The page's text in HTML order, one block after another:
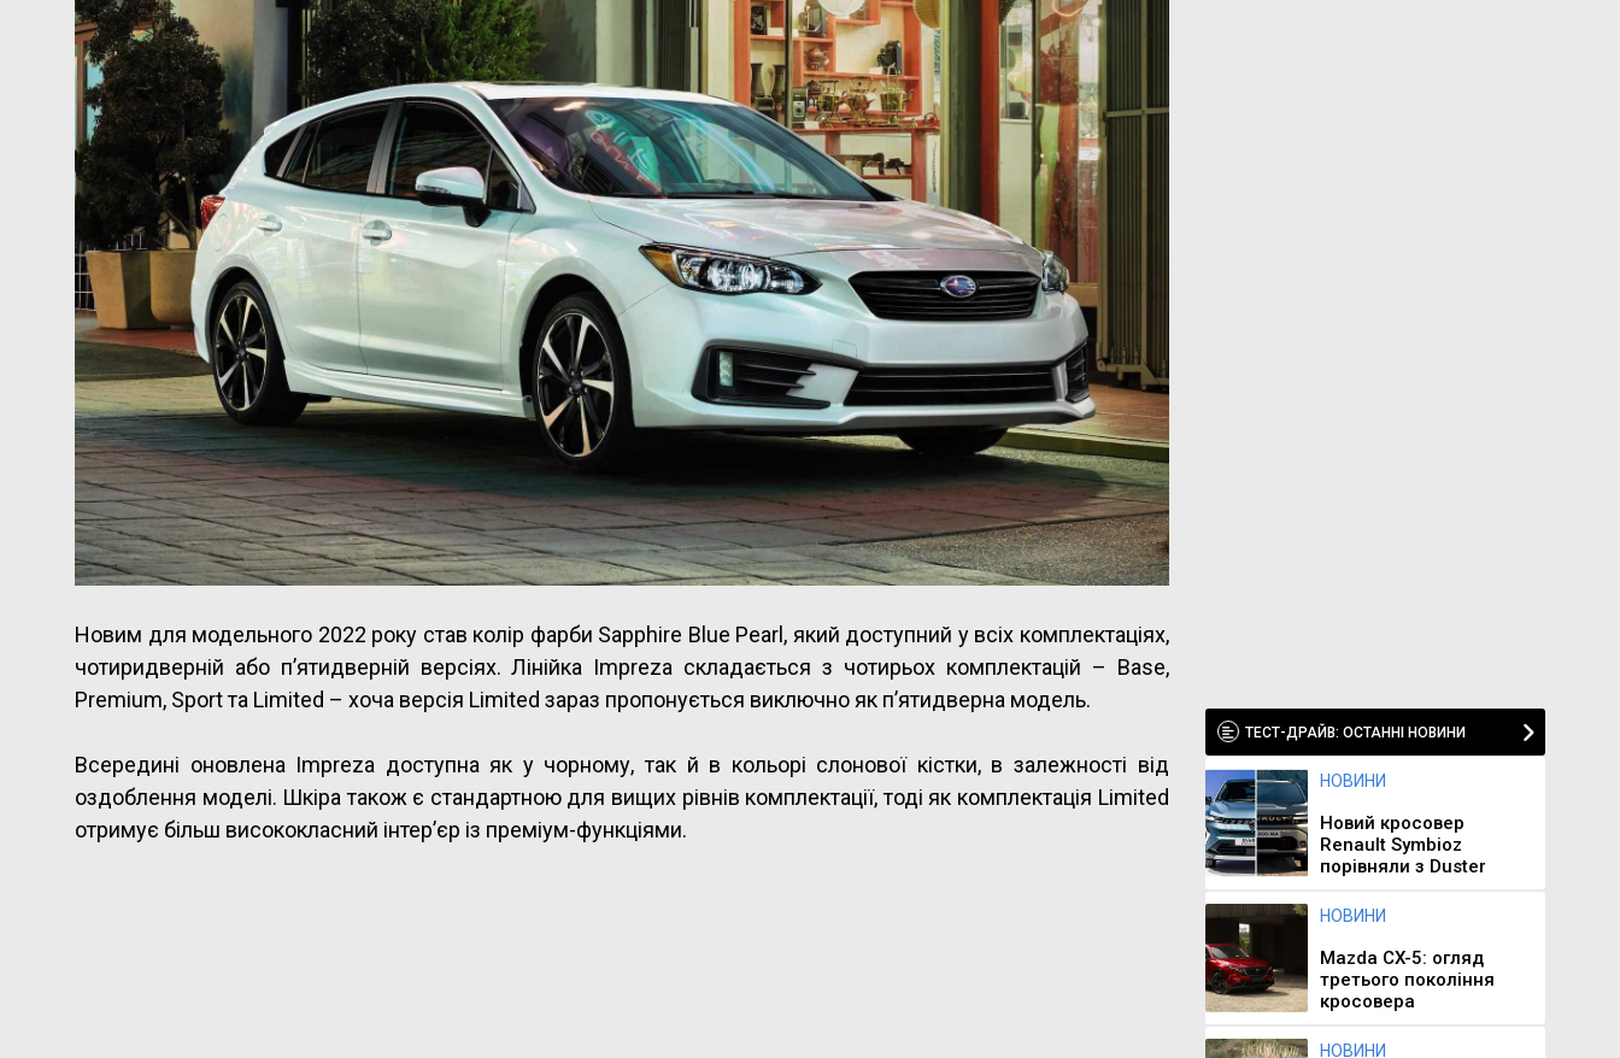
Новим для модельного 2022 року став колір фарби Sapphire Blue Pearl, який доступний у всіх комплектаціях,
чотиридверній або п’ятидверній версіях. Лінійка Impreza складається з чотирьох комплектацій – Base,
Premium, Sport та Limited – хоча версія Limited зараз пропонується виключно як п’ятидверна модель.
Всередині оновлена Impreza доступна як у чорному, так й в кольорі слонової кістки, в залежності від
оздоблення моделі. Шкіра також є стандартною для вищих рівнів комплектації, тоді як комплектація Limited
отримує більш висококласний інтер’єр із преміум-функціями.
ТЕСТ-ДРАЙВ: ОСТАННІ НОВИНИ
НОВИНИ
Новий кросовер
Renault Symbioz
порівняли з Duster
НОВИНИ
Mazda CX-5: огляд
третього покоління
кросовера
НОВИНИ